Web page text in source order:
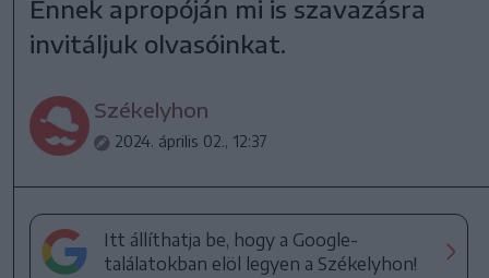
Ennek apropóján mi is szavazásra
invitáljuk olvasóinkat.
Székelyhon
2024. április 02., 12:37
Itt állíthatja be, hogy a Google-
találatokban elöl legyen a Székelyhon!